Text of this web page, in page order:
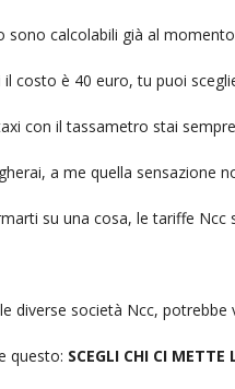
sono calcolabili già al
il costo è 40 euro, tu puoi
con il tassametro stai
a me quella sensazione
su una cosa, le tariffe
diverse società Ncc,
questo: SCEGLI CHI CI METTE